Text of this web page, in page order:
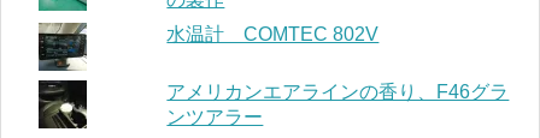
水温計 COMTEC 802V
アメリカンエアラインの香り、F46グラ
ンツアラー